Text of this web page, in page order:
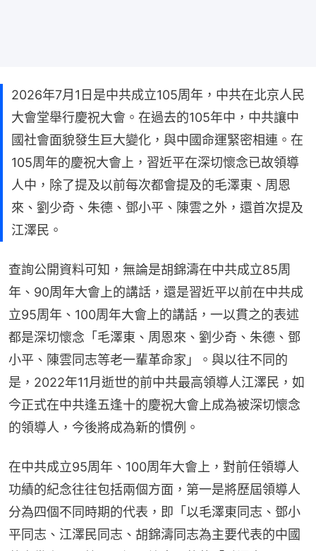
2026年7月1日是中共成立105周年，中共在北京人民
大會堂舉行慶祝大會。在過去的105年中，中共讓中
國社會面貌發生巨大變化，與中國命運緊密相連。在
105周年的慶祝大會上，習近平在深切懷念已故領導
人中，除了提及以前每次都會提及的毛澤東、周恩
來、劉少奇、朱德、鄧小平、陳雲之外，還首次提及
江澤民。
查詢公開資料可知，無論是胡錦濤在中共成立85周
年、90周年大會上的講話，還是習近平以前在中共成
立95周年、100周年大會上的講話，一以貫之的表述
都是深切懷念「毛澤東、周恩來、劉少奇、朱德、鄧
小平、陳雲同志等老一輩革命家」。與以往不同的
是，2022年11月逝世的前中共最高領導人江澤民，如
今正式在中共逢五逢十的慶祝大會上成為被深切懷念
的領導人，今後將成為新的慣例。
在中共成立95周年、100周年大會上，對前任領導人
功績的紀念往往包括兩個方面，第一是將歷屆領導人
分為四個不同時期的代表，即「以毛澤東同志、鄧小
平同志、江澤民同志、胡錦濤同志為主要代表的中國